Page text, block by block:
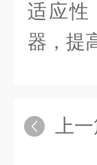
适应性
器，提
上